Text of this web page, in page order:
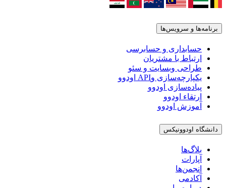
برنامه‌ها و سرویس‌ها
حسابداری و حسابرسی
ارتباط با مشتریان
طراحی وبسایت و سئو
یکپارچه‌سازی وAPI اودوو
پیاده‌سازی اودوو
ارتقاء اودوو
آموزش اودوو
دانشگاه اودوونیکس
بلاگ‌ها
آپارات
انجمن‌ها
آکادمی